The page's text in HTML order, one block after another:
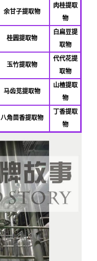
余甘子提取物
肉桂提取
物
桂圆提取物
白扁豆提
取物
玉竹提取物
代代花提
取物
马齿苋提取物
山楂提取
物
八角茴香提取物
丁香提取
物